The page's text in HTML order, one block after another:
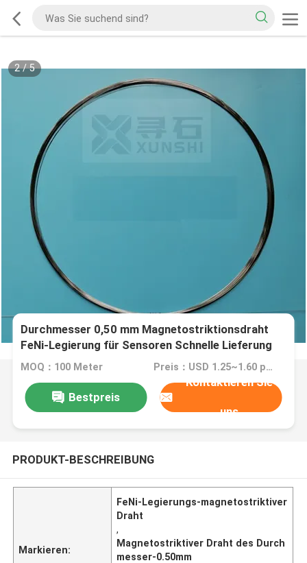
2/5
Durchmesser 0,50 mm Magnetostriktionsdraht
FeNi-Legierung für Sensoren Schnelle Lieferung
aus China
MOQ：100 Meter Preis：USD 1.25~1.60 per meter
Bestpreis
Kontaktieren Sie
uns
PRODUKT-BESCHREIBUNG
Markieren:
FeNi-Legierungs-magnetostriktiver
Draht
,
Magnetostriktiver Draht des Durch
messer-0.50mm